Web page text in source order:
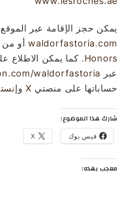
يمكن حجز الإقامة عبر الموقع
waldorfastoria.comأو من
Honors. كما يمكن الاطلاع
عبر
waldorfastoria
حساباتها على منصتي X و
شارك هذا الموضوع:
فيس بوك X
معجب بهذه: